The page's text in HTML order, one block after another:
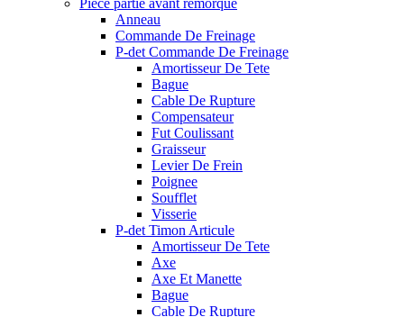
Pièce partie avant remorque
Anneau
Commande De Freinage
P-det Commande De Freinage
Amortisseur De Tete
Bague
Cable De Rupture
Compensateur
Fut Coulissant
Graisseur
Levier De Frein
Poignee
Soufflet
Visserie
P-det Timon Articule
Amortisseur De Tete
Axe
Axe Et Manette
Bague
Cable De Rupture